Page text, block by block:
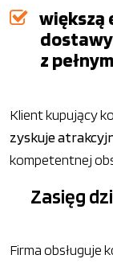
większą
z
Klient kupujący
zyskuje
kompetentnej
Zasięg
Firma obsługuje